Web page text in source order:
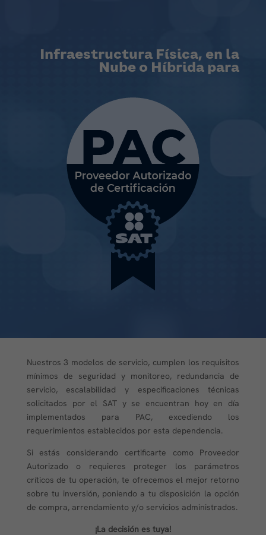
Infraestructura Física, en la
Nube o Híbrida para
Nuestros 3 modelos de servicio, cumplen los requisitos
mínimos de seguridad y monitoreo, redundancia de
servicio, escalabilidad y especificaciones técnicas
solicitados por el SAT y se encuentran hoy en día
implementados para PAC, excediendo los
requerimientos establecidos por esta dependencia.
Si estás considerando certificarte como Proveedor
Autorizado o requieres proteger los parámetros
críticos de tu operación, te ofrecemos el mejor retorno
sobre tu inversión, poniendo a tu disposición la opción
de compra, arrendamiento y/o servicios administrados.
¡La decisión es tuya!